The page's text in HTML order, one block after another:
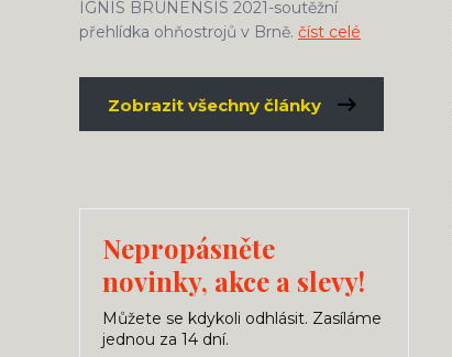
IGNIS BRUNENSIS 2021-soutěžní
přehlídka ohňostrojů v Brně. číst celé
Zobrazit všechny články
Nepropásněte
novinky, akce a slevy!
Můžete se kdykoli odhlásit. Zasíláme
jednou za 14 dní.